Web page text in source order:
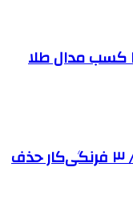
کسب مدال طلا
شانس یک مدال طلا برای ایران/ ۳ فرنگی‌کار حذف